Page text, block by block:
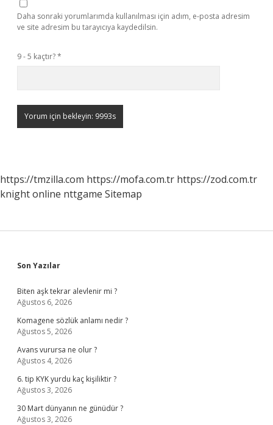
Daha sonraki yorumlarımda kullanılması için adım, e-posta adresim
ve site adresim bu tarayıcıya kaydedilsin.
9 - 5 kaçtır?*
https://tmzilla.com https://mofa.com.tr https://zod.com.tr
knight online nttgame Sitemap
Sidebar
Son Yazılar
Biten aşk tekrar alevlenir mi ?
Ağustos 6, 2026
Komagene sözlük anlamı nedir ?
Ağustos 5, 2026
Avans vurursa ne olur ?
Ağustos 4, 2026
6. tip KYK yurdu kaç kişiliktir ?
Ağustos 3, 2026
30 Mart dünyanın ne günüdür ?
Ağustos 3, 2026